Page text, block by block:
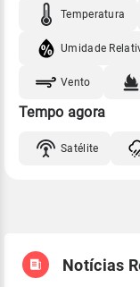
Temperatura
Umidade
Vento
Tempo agora
Satélite
Notícias